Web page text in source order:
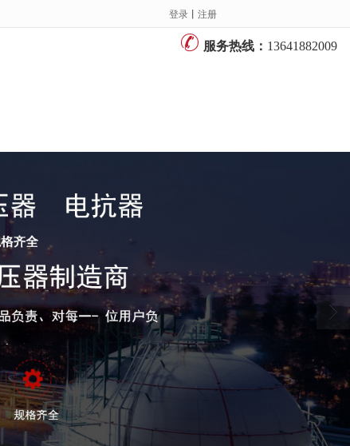
登录 丨 注册
服务热线： 13641882009